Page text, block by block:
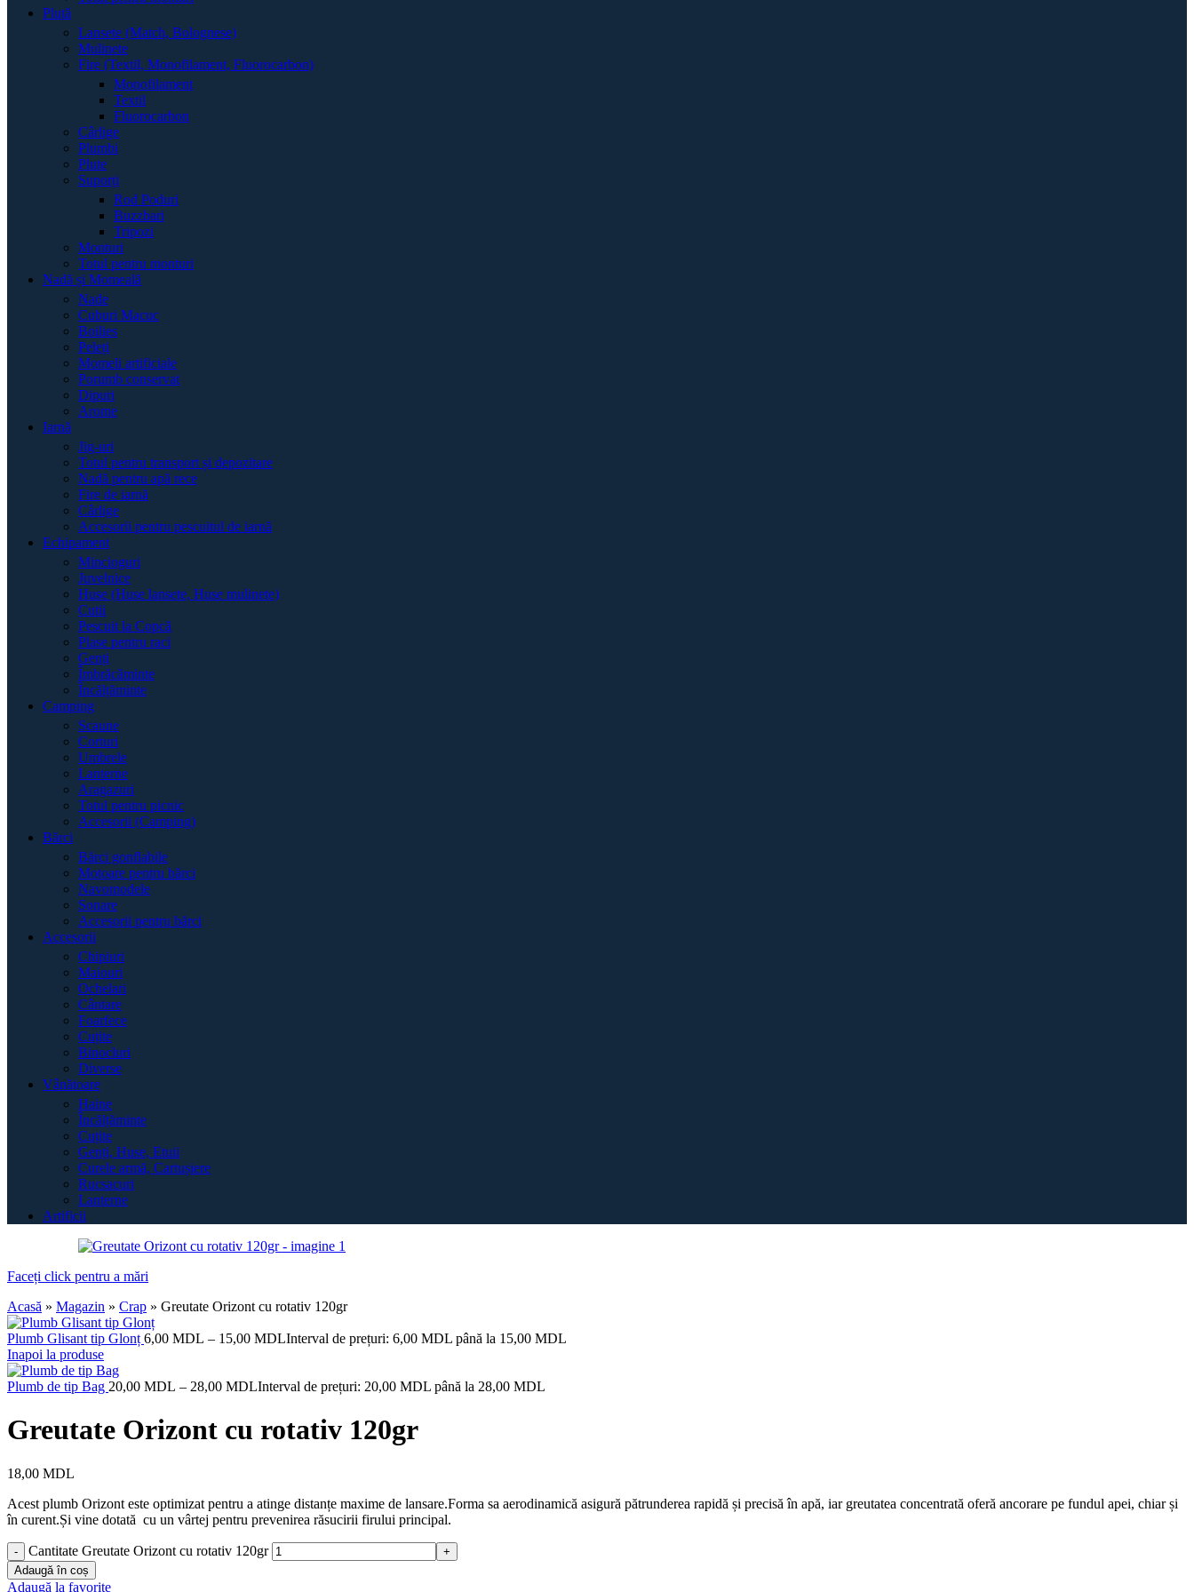
Plută
Lansete (Match, Bolognese)
Mulinete
Fire (Textil, Monofilament, Fluorocarbon)
Monofilament
Textil
Fluorocarbon
Cârlige
Plumbi
Plute
Suporți
Rod Poduri
Buzzbari
Tripozi
Monturi
Totul pentru monturi
Nadă și Momeală
Nade
Cuburi Macuc
Boilies
Peleți
Momeli artificiale
Porumb conservat
Dipuri
Arome
Iarnă
Jig-uri
Totul pentru transport și depozitare
Nadă pentru apă rece
Fire de iarnă
Cârlige
Accesorii pentru pescuitul de iarnă
Echipament
Mincioguri
Juvelnice
Huse (Huse lansete, Huse mulinete)
Cutii
Pescuit la Copcă
Plase pentru raci
Genți
Îmbrăcăminte
Încălțăminte
Camping
Scaune
Corturi
Umbrele
Lanterne
Aragazuri
Totul pentru picnic
Accesorii (Camping)
Bărci
Bărci gonflabile
Motoare pentru bărci
Navomodele
Sonare
Accesorii pentru bărci
Accesorii
Chipiuri
Maiouri
Ochelari
Cântare
Foarfece
Cuțite
Binocluri
Diverse
Vânătoare
Haine
Încălțăminte
Cuțite
Genți, Huse, Etuii
Curele armă, Cartușiere
Rucsacuri
Lanterne
Artificii
Faceți click pentru a mări
Acasă » Magazin » Crap » Greutate Orizont cu rotativ 120gr
Plumb Glisant tip Glonț 6,00 MDL – 15,00 MDLInterval de prețuri: 6,00 MDL până la 15,00 MDL
Inapoi la produse
Plumb de tip Bag 20,00 MDL – 28,00 MDLInterval de prețuri: 20,00 MDL până la 28,00 MDL
Greutate Orizont cu rotativ 120gr
18,00 MDL
Acest plumb Orizont este optimizat pentru a atinge distanțe maxime de lansare.Forma sa aerodinamică asigură pătrunderea rapidă și precisă în apă, iar greutatea concentrată oferă ancorare pe fundul apei, chiar și
în curent.Și vine dotată cu un vârtej pentru prevenirea răsucirii firului principal.
Cantitate Greutate Orizont cu rotativ 120gr
Adaugă în coș
Adaugă la favorite